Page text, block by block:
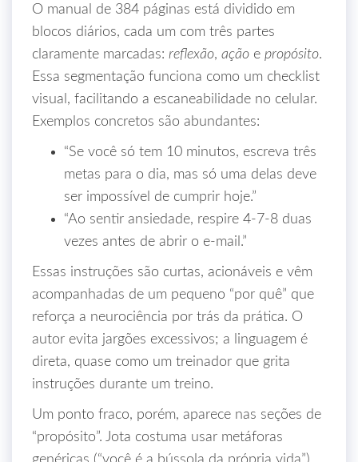
O manual de 384 páginas está dividido em
blocos diários, cada um com três partes
claramente marcadas: reflexão, ação e propósito.
Essa segmentação funciona como um checklist
visual, facilitando a escaneabilidade no celular.
Exemplos concretos são abundantes:
“Se você só tem 10 minutos, escreva três
metas para o dia, mas só uma delas deve
ser impossível de cumprir hoje.”
“Ao sentir ansiedade, respire 4‑7‑8 duas
vezes antes de abrir o e‑mail.”
Essas instruções são curtas, acionáveis e vêm
acompanhadas de um pequeno “por quê” que
reforça a neurociência por trás da prática. O
autor evita jargões excessivos; a linguagem é
direta, quase como um treinador que grita
instruções durante um treino.
Um ponto fraco, porém, aparece nas seções de
“propósito”. Jota costuma usar metáforas